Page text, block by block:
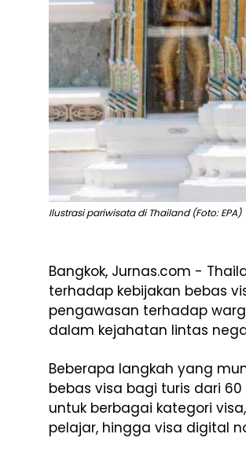
Ilustrasi pariwisata di Thailand (Foto: EPA)
Bangkok, Jurnas.com -
terhadap kebijakan bebas
pengawasan terhadap
dalam kejahatan lintas
Beberapa langkah yang
bebas visa bagi turis dari
untuk berbagai kategori
pelajar, hingga visa digital